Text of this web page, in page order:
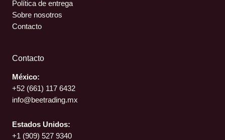
Política de entrega
Sobre nosotros
Contacto
Contacto
México:
+52 (661) 117 6432
info@beetrading.mx
Estados Unidos:
+1 (909) 527 9340